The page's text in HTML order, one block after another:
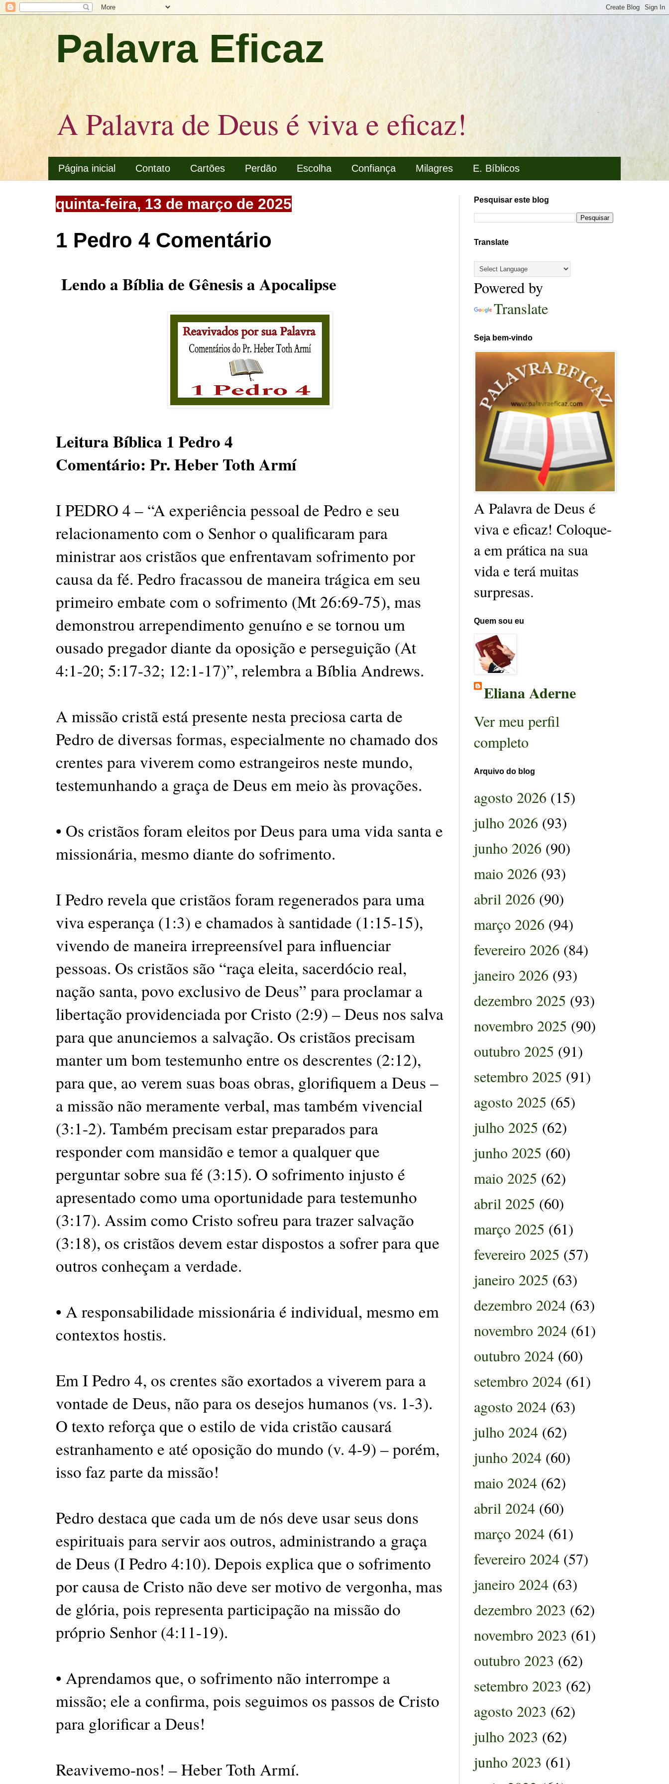
Palavra Eficaz
A Palavra de Deus é viva e eficaz!
Página inicial Contato Cartões Perdão Escolha Confiança Milagres E. Bíblicos
quinta-feira, 13 de março de 2025
1 Pedro 4 Comentário
Lendo a Bíblia de Gênesis a Apocalipse
Leitura Bíblica 1 Pedro 4
Comentário: Pr. Heber Toth Armí
I PEDRO 4 – “A experiência pessoal de Pedro e seu
relacionamento com o Senhor o qualificaram para
ministrar aos cristãos que enfrentavam sofrimento por
causa da fé. Pedro fracassou de maneira trágica em seu
primeiro embate com o sofrimento (Mt 26:69-75), mas
demonstrou arrependimento genuíno e se tornou um
ousado pregador diante da oposição e perseguição (At
4:1-20; 5:17-32; 12:1-17)”, relembra a Bíblia Andrews.
A missão cristã está presente nesta preciosa carta de
Pedro de diversas formas, especialmente no chamado dos
crentes para viverem como estrangeiros neste mundo,
testemunhando a graça de Deus em meio às provações.
• Os cristãos foram eleitos por Deus para uma vida santa e
missionária, mesmo diante do sofrimento.
I Pedro revela que cristãos foram regenerados para uma
viva esperança (1:3) e chamados à santidade (1:15-15),
vivendo de maneira irrepreensível para influenciar
pessoas. Os cristãos são “raça eleita, sacerdócio real,
nação santa, povo exclusivo de Deus” para proclamar a
libertação providenciada por Cristo (2:9) – Deus nos salva
para que anunciemos a salvação. Os cristãos precisam
manter um bom testemunho entre os descrentes (2:12),
para que, ao verem suas boas obras, glorifiquem a Deus –
a missão não meramente verbal, mas também vivencial
(3:1-2). Também precisam estar preparados para
responder com mansidão e temor a qualquer que
perguntar sobre sua fé (3:15). O sofrimento injusto é
apresentado como uma oportunidade para testemunho
(3:17). Assim como Cristo sofreu para trazer salvação
(3:18), os cristãos devem estar dispostos a sofrer para que
outros conheçam a verdade.
• A responsabilidade missionária é individual, mesmo em
contextos hostis.
Em I Pedro 4, os crentes são exortados a viverem para a
vontade de Deus, não para os desejos humanos (vs. 1-3).
O texto reforça que o estilo de vida cristão causará
estranhamento e até oposição do mundo (v. 4-9) – porém,
isso faz parte da missão!
Pedro destaca que cada um de nós deve usar seus dons
espirituais para servir aos outros, administrando a graça
de Deus (I Pedro 4:10). Depois explica que o sofrimento
por causa de Cristo não deve ser motivo de vergonha, mas
de glória, pois representa participação na missão do
próprio Senhor (4:11-19).
• Aprendamos que, o sofrimento não interrompe a
missão; ele a confirma, pois seguimos os passos de Cristo
para glorificar a Deus!
Reavivemo-nos! – Heber Toth Armí.
Pesquisar este blog
Translate
Powered by
Translate
Seja bem-vindo
A Palavra de Deus é
viva e eficaz! Coloque-
a em prática na sua
vida e terá muitas
surpresas.
Quem sou eu
Eliana Aderne
Ver meu perfil
completo
Arquivo do blog
agosto 2026 (15)
julho 2026 (93)
junho 2026 (90)
maio 2026 (93)
abril 2026 (90)
março 2026 (94)
fevereiro 2026 (84)
janeiro 2026 (93)
dezembro 2025 (93)
novembro 2025 (90)
outubro 2025 (91)
setembro 2025 (91)
agosto 2025 (65)
julho 2025 (62)
junho 2025 (60)
maio 2025 (62)
abril 2025 (60)
março 2025 (61)
fevereiro 2025 (57)
janeiro 2025 (63)
dezembro 2024 (63)
novembro 2024 (61)
outubro 2024 (60)
setembro 2024 (61)
agosto 2024 (63)
julho 2024 (62)
junho 2024 (60)
maio 2024 (62)
abril 2024 (60)
março 2024 (61)
fevereiro 2024 (57)
janeiro 2024 (63)
dezembro 2023 (62)
novembro 2023 (61)
outubro 2023 (62)
setembro 2023 (62)
agosto 2023 (62)
julho 2023 (62)
junho 2023 (61)